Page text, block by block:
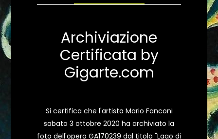
Archiviazione
Certificata by
Gigarte.com
Si certifica che l'artista Mario Fanconi
sabato 3 ottobre 2020 ha archiviato la
foto dell'opera GA170239 dal titolo "Lago di